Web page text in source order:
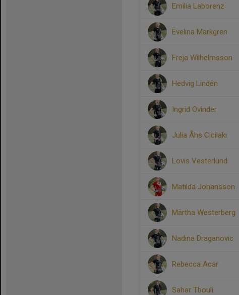
Emilia Laborenz
Evelina Markgren
Freja Wilhelmsson
Hedvig Lindén
Ingrid Ovinder
Julia Åhs Cicilaki
Lovis Vesterlund
Matilda Johansson
Märtha Westerberg
Nadina Draganovic
Rebecca Acar
Sahar Tbouli